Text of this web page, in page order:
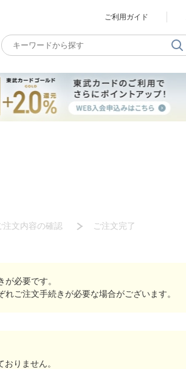
ご利用ガイド
注文内容の確認 ご注文完了
必要です。
ご注文手続きが必要な場合がございます。
りません。